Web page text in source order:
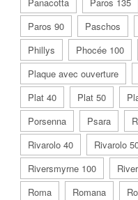
Panacotta
Paros 135
Paros 90
Paschos
Phillys
Phocée 100
Plaque avec ouverture
Plat 40
Plat 50
Porsenna
Psara
Rivarolo 40
Rivarolo
Riversmyrne 100
Roma
Romana